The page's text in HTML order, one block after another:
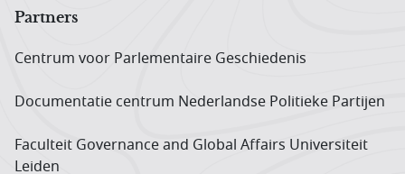
Partners
Centrum voor Parlementaire Geschiedenis
Documentatie centrum Neder­landse Politieke Partijen
Faculteit Governance and Global Affairs Universiteit
Leiden